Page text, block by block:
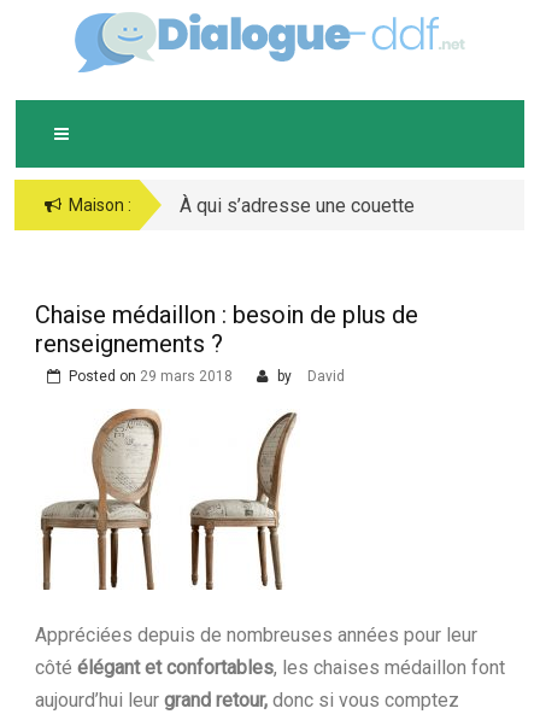
DIALOGUE-DDF.NET
Maison :
À qui s’adresse une couette
Chaise médaillon : besoin de plus de
renseignements ?
Posted on 29 mars 2018 by David
Appréciées depuis de nombreuses années pour leur
côté élégant et confortables, les chaises médaillon font
aujourd’hui leur grand retour, donc si vous comptez